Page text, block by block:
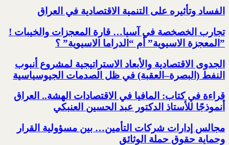
الفساد وتأثيره على التنمية الاقتصادية في العراق
تجارب الخصخصة في آسيا… قارة المعجزات والخيبات !‏
‏”المعجزة الاسيوية” أم “الدراما الاسيوية” ؟‏
الجدوى الاقتصادية والأبعاد الاستراتيجية لمشروع أنبوب
النفط (البصرة–العقبة) ‏في ظل الصدمات الجيوسياسية
قراءة في كتاب: المافيا في الاقتصادات الهشة.. العراق
أنموذجًا للأستاذ الدكتور عبد الحسين العنبكي
مجالس إدارات شركات التأمين… بين مسؤولية القرار
وحماية حقوق حملة الوثائق